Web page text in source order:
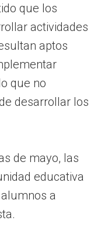
que los
actividades
aptos
que no
desarrollar los
de mayo, las
educativa
a